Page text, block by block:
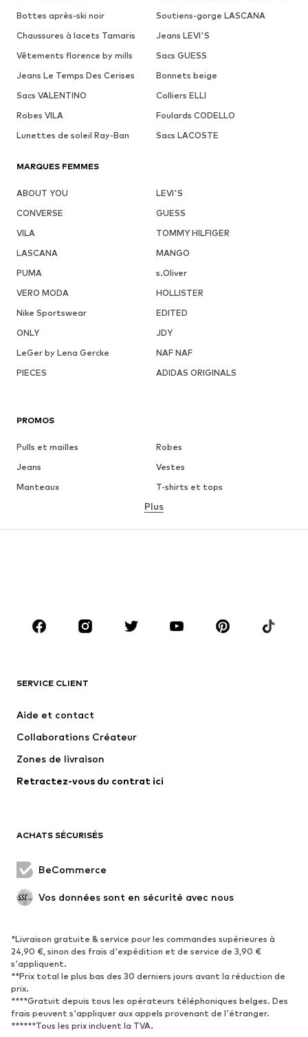
Bottes après-ski noir
Soutiens-gorge LASCANA
Chaussures à lacets Tamaris
Jeans LEVI'S
Vêtements florence by mills
Sacs GUESS
Jeans Le Temps Des Cerises
Bonnets beige
Sacs VALENTINO
Colliers ELLI
Robes VILA
Foulards CODELLO
Lunettes de soleil Ray-Ban
Sacs LACOSTE
MARQUES FEMMES
ABOUT YOU
LEVI'S
CONVERSE
GUESS
VILA
TOMMY HILFIGER
LASCANA
MANGO
PUMA
s.Oliver
VERO MODA
HOLLISTER
Nike Sportswear
EDITED
ONLY
JDY
LeGer by Lena Gercke
NAF NAF
PIECES
ADIDAS ORIGINALS
PROMOS
Pulls et mailles
Robes
Jeans
Vestes
Manteaux
T-shirts et tops
Lingerie
Accessoires
Premium
Nouveautés
Lingerie
Manteaux
Jupes
Occasions spéciales
Nouveautés
Tendance
Baskets
Escarpins et talons hauts
Bottes
Sandales
Chaussures basses
Chaussures de sport
Plus
SERVICE CLIENT
Aide et contact
Collaborations Créateur
Zones de livraison
Retractez-vous du contrat ici
ACHATS SÉCURISÉS
BeCommerce
Vos données sont en sécurité avec nous
*Livraison gratuite & service pour les commandes supérieures à
24,90 €, sinon des frais d'expédition et de service de 3,90 €
s'appliquent.
**Prix total le plus bas des 30 derniers jours avant la réduction de
prix.
****Gratuit depuis tous les opérateurs téléphoniques belges. Des
frais peuvent s'appliquer aux appels provenant de l'étranger.
******Tous les prix incluent la TVA.